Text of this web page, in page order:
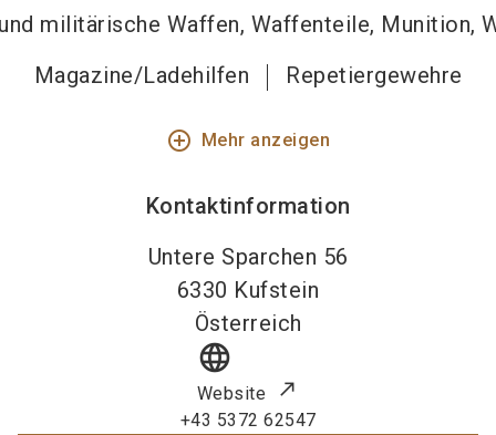
militärische Waffen, Waffenteile, Munition,
Magazine/Ladehilfen
Repetiergewehre
add_circle_outline Mehr anzeigen
Kontaktinformation
Untere Sparchen 56
6330 Kufstein
Österreich
language
Website
+43 5372 62547